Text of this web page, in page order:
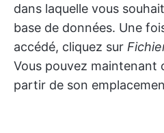
dans laquelle vous
base de données. Une
accédé, cliquez sur
Vous pouvez maintenant
partir de son